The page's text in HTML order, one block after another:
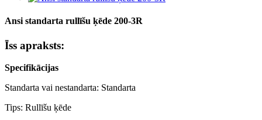
Ansi standarta rullīšu ķēde 200-3R
Īss apraksts:
Specifikācijas
Standarta vai nestandarta: Standarta
Tips: Rullīšu ķēde